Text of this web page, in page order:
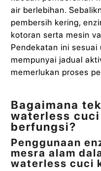
air berlebihan.
pembersih kering,
kotoran serta mesin
Pendekatan ini
mempunyai jadual
memerlukan proses
Bagaimana
waterless
berfungsi?
Penggunaan
mesra alam
waterless cuci